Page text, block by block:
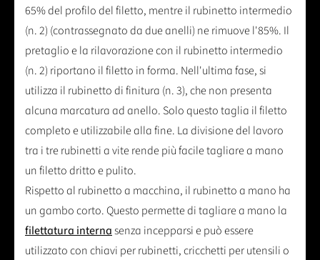
65% del profilo del filetto, mentre il rubinetto intermedio
(n. 2) (contrassegnato da due anelli) ne rimuove l'85%. Il
pretaglio e la rilavorazione con il rubinetto intermedio
(n. 2) riportano il filetto in forma. Nell'ultima fase, si
utilizza il rubinetto di finitura (n. 3), che non presenta
alcuna marcatura ad anello. Solo questo taglia il filetto
completo e utilizzabile alla fine. La divisione del lavoro
tra i tre rubinetti a vite rende più facile tagliare a mano
un filetto dritto e pulito.
Rispetto al rubinetto a macchina, il rubinetto a mano ha
un gambo corto. Questo permette di tagliare a mano la
filettatura internasenza incepparsi e può essere
utilizzato con chiavi per rubinetti, cricchetti per utensili o